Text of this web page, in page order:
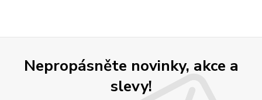
Nepropásněte novinky, akce a
slevy!